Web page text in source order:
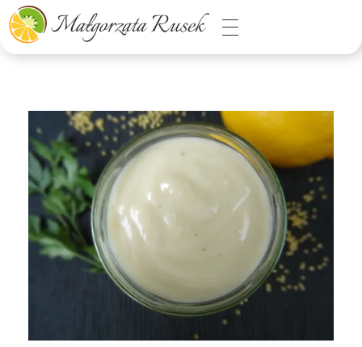
Małgorzata Rusek - dietetyk z pasją
Dietetyka kliniczna & Psychodietetyka